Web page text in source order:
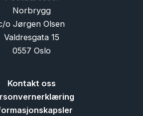
Norbrygg
o Jørgen Olsen
Valdresgata 15
0557 Oslo
Kontakt oss